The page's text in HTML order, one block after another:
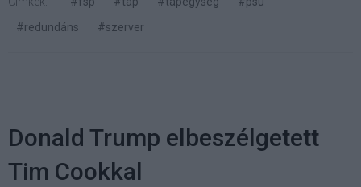
#redundáns
#szerver
Donald Trump elbeszélgetett
Tim Cookkal